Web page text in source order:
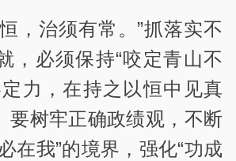
，治须有常。”抓落实不
，必须保持“咬定青山不
力，在持之以恒中见真
要树牢正确政绩观，不断
在我”的境界，强化“功成